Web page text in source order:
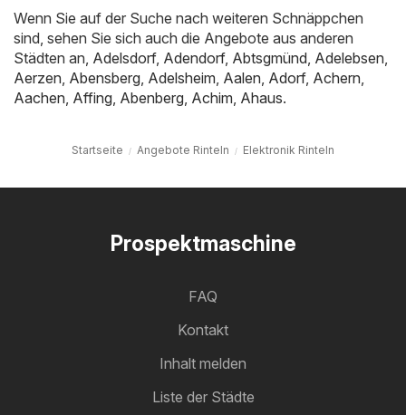
Wenn Sie auf der Suche nach weiteren Schnäppchen
sind, sehen Sie sich auch die Angebote aus anderen
Städten an, Adelsdorf, Adendorf, Abtsgmünd Adelebsen
Aerzen Abensberg Adelsheim Aalen Adorf, Achern
Aachen Affing Abenberg Achim Ahaus.
Startseite Angebote Rinteln Elektronik Rinteln
Prospektmaschine
FAQ
Kontakt
Inhalt melden
Liste der Städte